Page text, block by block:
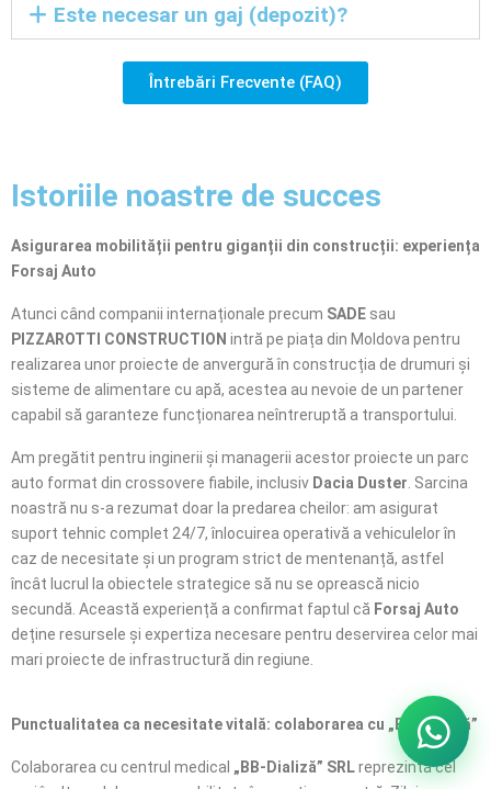
Este necesar un gaj (depozit)?
Întrebări Frecvente (FAQ)
Istoriile noastre de succes
Asigurarea mobilității pentru giganții din construcții: experiența
Forsaj Auto
Atunci când companii internaționale precum SADE sau
PIZZAROTTI CONSTRUCTION intră pe piața din Moldova pentru
realizarea unor proiecte de anvergură în construcția de drumuri și
sisteme de alimentare cu apă, acestea au nevoie de un partener
capabil să garanteze funcționarea neîntreruptă a transportului.
Am pregătit pentru inginerii și managerii acestor proiecte un parc
auto format din crossovere fiabile, inclusiv Dacia Duster . Sarcina
noastră nu s-a rezumat doar la predarea cheilor: am asigurat
suport tehnic complet 24/7, înlocuirea operativă a vehiculelor în
caz de necesitate și un program strict de mentenanță, astfel
încât lucrul la obiectele strategice să nu se oprească nicio
secundă. Această experiență a confirmat faptul că Forsaj Auto
deține resursele și expertiza necesare pentru deservirea celor mai
mari proiecte de infrastructură din regiune.
Punctualitatea ca necesitate vitală: colaborarea cu „BB-Dializă”
Colaborarea cu centrul medical „BB-Dializă” SRLreprezintă cel